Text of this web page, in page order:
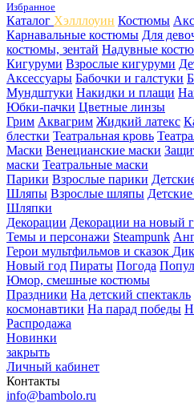
Избранное
Каталог Хэлллоуин Костюмы
Карнавальные костюмы Для
костюмы, зентай Надувные
Кигуруми Взрослые кигуруми
Аксессуары Бабочки и галстуки
Мундштуки Накидки и плащи
Юбки-пачки Цветные линзы
Грим Аквагрим Жидкий латекс
блестки Театральная кровь
Маски Венецианские маски
маски Театральные маски
Парики Взрослые парики
Шляпы Взрослые шляпы
Шляпки
Декорации Декорации на новый
Темы и персонажи Steampunk
Герои мультфильмов и сказок
Новый год Пираты Погода
Юмор, смешные костюмы
Праздники На детский спектакль
космонавтики На парад победы
Распродажа
Новинки
закрыть
Личный кабинет
Контакты
info@bambolo.ru